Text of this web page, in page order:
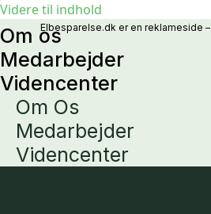
Videre til indhold
Elbesparelse.dk er en reklameside –
Om os
Medarbejder
Videncenter
Om Os
Medarbejder
Videncenter